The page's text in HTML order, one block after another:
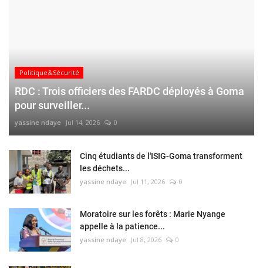
Politique&Sécurité
RDC : Trois officiers des FARDC déployés à Goma
pour surveiller...
yassine ndaye Jul 14, 2026 0
Cinq étudiants de l'ISIG-Goma transforment
les déchets...
yassine ndaye Jul 11, 2026 0
Moratoire sur les forêts : Marie Nyange
appelle à la patience...
yassine ndaye Jul 8, 2026 0